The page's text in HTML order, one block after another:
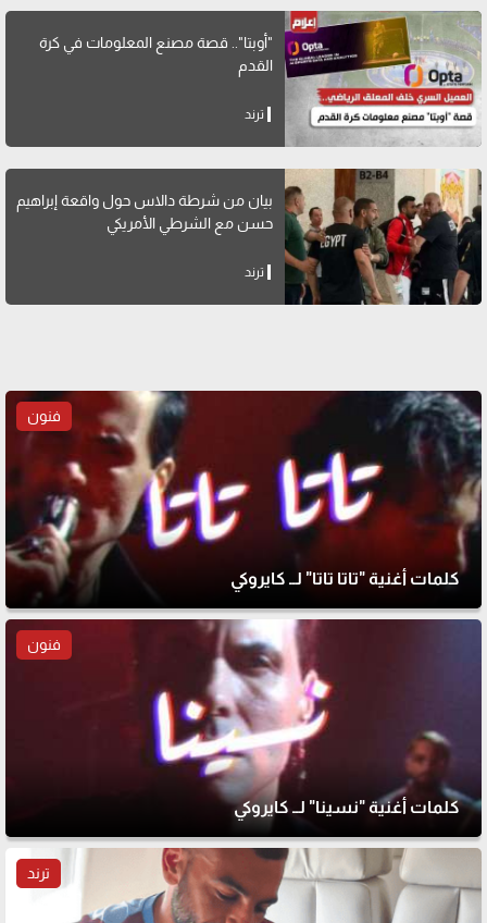
"أوبتا".. قصة مصنع المعلومات في كرة
القدم
ترند
بيان من شرطة دالاس حول واقعة إبراهيم
حسن مع الشرطي الأمريكي
ترند
فنون
كلمات أغنية "تاتا تاتا" لــ كايروكي
فنون
كلمات أغنية "نسينا" لــ كايروكي
ترند